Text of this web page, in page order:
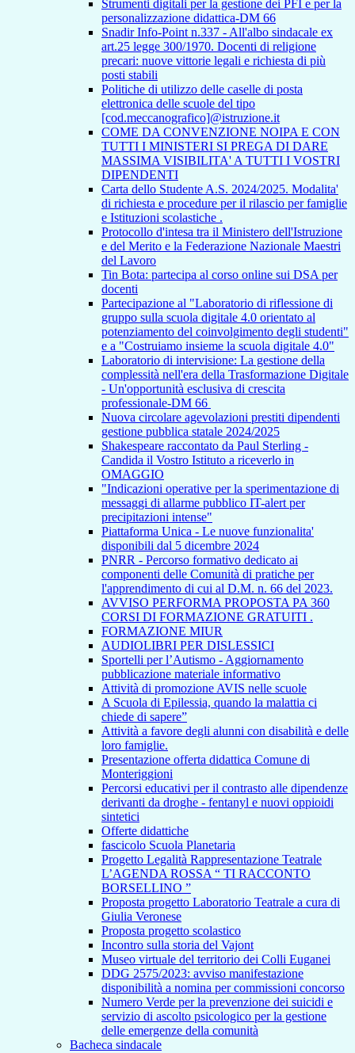
Strumenti digitali per la gestione dei PFI e per la
personalizzazione didattica-DM 66
Snadir Info-Point n.337 - All'albo sindacale ex
art.25 legge 300/1970. Docenti di religione
precari: nuove vittorie legali e richiesta di più
posti stabili
Politiche di utilizzo delle caselle di posta
elettronica delle scuole del tipo
[cod.meccanografico]@istruzione.it
COME DA CONVENZIONE NOIPA E CON
TUTTI I MINISTERI SI PREGA DI DARE
MASSIMA VISIBILITA' A TUTTI I VOSTRI
DIPENDENTI
Carta dello Studente A.S. 2024/2025. Modalita'
di richiesta e procedure per il rilascio per famiglie
e Istituzioni scolastiche .
Protocollo d'intesa tra il Ministero dell'Istruzione
e del Merito e la Federazione Nazionale Maestri
del Lavoro
Tin Bota: partecipa al corso online sui DSA per
docenti
Partecipazione al "Laboratorio di riflessione di
gruppo sulla scuola digitale 4.0 orientato al
potenziamento del coinvolgimento degli studenti"
e a "Costruiamo insieme la scuola digitale 4.0"
Laboratorio di intervisione: La gestione della
complessità nell'era della Trasformazione Digitale
- Un'opportunità esclusiva di crescita
professionale-DM 66
Nuova circolare agevolazioni prestiti dipendenti
gestione pubblica statale 2024/2025
Shakespeare raccontato da Paul Sterling -
Candida il Vostro Istituto a riceverlo in
OMAGGIO
"Indicazioni operative per la sperimentazione di
messaggi di allarme pubblico IT-alert per
precipitazioni intense"
Piattaforma Unica - Le nuove funzionalita'
disponibili dal 5 dicembre 2024
PNRR - Percorso formativo dedicato ai
componenti delle Comunità di pratiche per
l'apprendimento di cui al D.M. n. 66 del 2023.
AVVISO PERFORMA PROPOSTA PA 360
CORSI DI FORMAZIONE GRATUITI .
FORMAZIONE MIUR
AUDIOLIBRI PER DISLESSICI
Sportelli per l’Autismo - Aggiornamento
pubblicazione materiale informativo
Attività di promozione AVIS nelle scuole
A Scuola di Epilessia, quando la malattia ci
chiede di sapere”
Attività a favore degli alunni con disabilità e delle
loro famiglie.
Presentazione offerta didattica Comune di
Monteriggioni
Percorsi educativi per il contrasto alle dipendenze
derivanti da droghe - fentanyl e nuovi oppioidi
sintetici
Offerte didattiche
fascicolo Scuola Planetaria
Progetto Legalità Rappresentazione Teatrale
L’AGENDA ROSSA “ TI RACCONTO
BORSELLINO ”
Proposta progetto Laboratorio Teatrale a cura di
Giulia Veronese
Proposta progetto scolastico
Incontro sulla storia del Vajont
Museo virtuale del territorio dei Colli Euganei
DDG 2575/2023: avviso manifestazione
disponibilità a nomina per commissioni concorso
Numero Verde per la prevenzione dei suicidi e
servizio di ascolto psicologico per la gestione
delle emergenze della comunità
Bacheca sindacale